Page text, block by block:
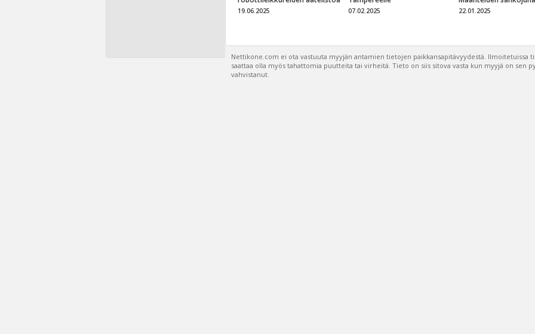
19.06.2025 07.02.2025 22.01.2025
Nettikone.com ei ota vastuuta myyjän antamien tietojen paikkansapitävyydestä. Ilmoitetuissa
saattaa olla myös tahattomia puutteita tai virheitä. Tieto on siis sitova vasta kun myyjä on sen
vahvistanut.